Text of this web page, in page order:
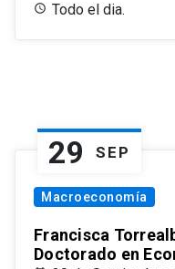
Todo el dia.
29 SEP
Macroeconomía
Francisca
Doctorado en